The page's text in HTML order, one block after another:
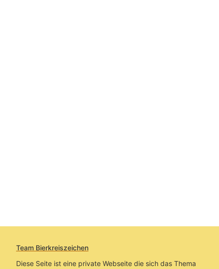
Team Bierkreiszeichen
Diese Seite ist eine private Webseite die sich das Thema